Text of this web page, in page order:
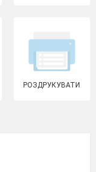
РОЗДРУКУВАТИ